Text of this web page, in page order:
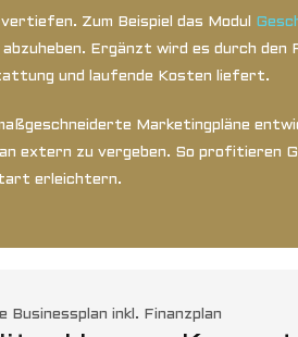
Zum Beispiel das Modul
Ergänzt wird es durch den
und laufende Kosten liefert.
Marketingpläne
extern zu vergeben. So profitieren
erleichtern.
Businessplan inkl. Finanzplan